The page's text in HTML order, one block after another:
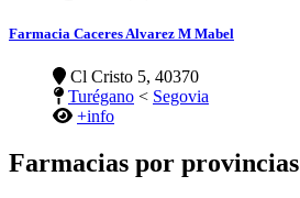
Farmacia Caceres Alvarez M Mabel
Cl Cristo 5, 40370
Turégano < Segovia
+info
Farmacias por provincias